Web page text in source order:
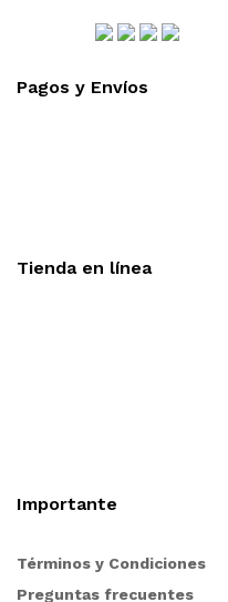
Pagos y Envíos
Tienda en línea
Importante
Términos y Condiciones
Preguntas frecuentes